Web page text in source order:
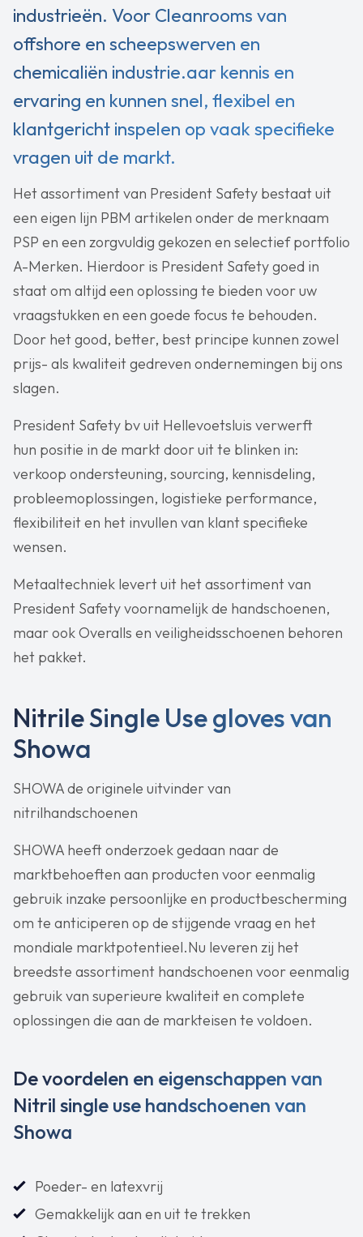
industrieën. Voor Cleanrooms van
offshore en scheepswerven en
chemicaliën industrie.aar kennis en
ervaring en kunnen snel, flexibel en
klantgericht inspelen op vaak specifieke
vragen uit de markt.
Het assortiment van President Safety bestaat uit
een eigen lijn PBM artikelen onder de merknaam
PSP en een zorgvuldig gekozen en selectief portfolio
A-Merken. Hierdoor is President Safety goed in
staat om altijd een oplossing te bieden voor uw
vraagstukken en een goede focus te behouden.
Door het good, better, best principe kunnen zowel
prijs- als kwaliteit gedreven ondernemingen bij ons
slagen.
President Safety bv uit Hellevoetsluis verwerft
hun positie in de markt door uit te blinken in:
verkoop ondersteuning, sourcing, kennisdeling,
probleemoplossingen, logistieke performance,
flexibiliteit en het invullen van klant specifieke
wensen.
Metaaltechniek levert uit het assortiment van
President Safety voornamelijk de handschoenen,
maar ook Overalls en veiligheidsschoenen behoren
het pakket.
Nitrile Single Use gloves van
Showa
SHOWA de originele uitvinder van
nitrilhandschoenen
SHOWA heeft onderzoek gedaan naar de
marktbehoeften aan producten voor eenmalig
gebruik inzake persoonlijke en productbescherming
om te anticiperen op de stijgende vraag en het
mondiale marktpotentieel.Nu leveren zij het
breedste assortiment handschoenen voor eenmalig
gebruik van superieure kwaliteit en complete
oplossingen die aan de markteisen te voldoen.
De voordelen en eigenschappen van
Nitril single use handschoenen van
Showa
Poeder- en latexvrij
Gemakkelijk aan en uit te trekken